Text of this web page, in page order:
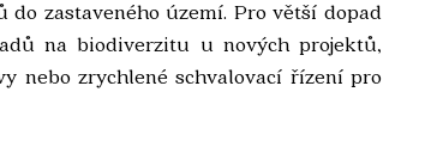
zastaveného území. Pro větší dopad
na biodiverzitu u nových projektů,
nebo zrychlené schvalovací řízení pro